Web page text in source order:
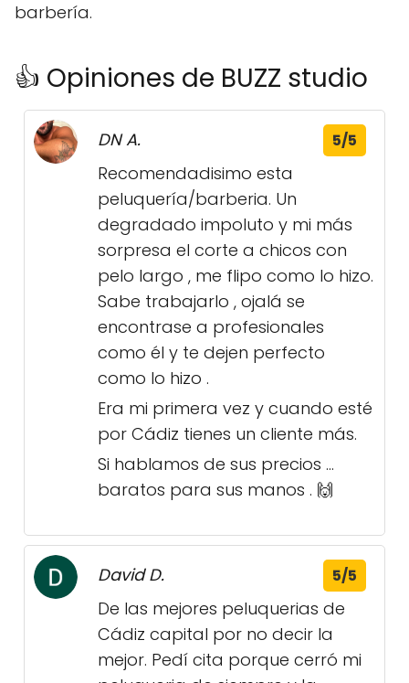
barbería.
👍 Opiniones de BUZZ studio
DN A. 5/5
Recomendadisimo esta
peluquería/barberia. Un
degradado impoluto y mi más
sorpresa el corte a chicos con
pelo largo , me flipo como lo hizo.
Sabe trabajarlo , ojalá se
encontrase a profesionales
como él y te dejen perfecto
como lo hizo .
Era mi primera vez y cuando esté
por Cádiz tienes un cliente más.
Si hablamos de sus precios …
baratos para sus manos . 🙌
David D. 5/5
De las mejores peluquerias de
Cádiz capital por no decir la
mejor. Pedí cita porque cerró mi